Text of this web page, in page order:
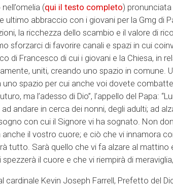
(qui il testo completo)
ultimo abbraccio con i giovani per la Gmg di
la ricchezza dello scambio e il valore di
sforzarci di favorire canali e spazi in cui
di Francesco di cui i giovani e la Chiesa, in
uniti, creando uno spazio in comune.
spazio per cui anche voi dovete
ma l’adesso di Dio”, l’appello del Papa:
andare in cerca dei nonni, degli adulti; ad
con cui il Signore vi ha sognato. Non
anche il vostro cuore; e ciò che vi innamora
tutto. Sarà quello che vi fa alzare al mattino
il cuore e che vi riempirà di
cardinale Kevin Joseph Farrell, Prefetto del